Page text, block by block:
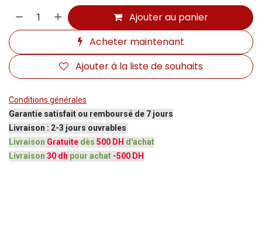
Ajouter au panier
Acheter maintenant
Ajouter à la liste de souhaits
Conditions générales
Garantie satisfait ou remboursé de 7 jours
Livraison : 2-3 jours ouvrables
Livraison Gratuite dès 500 DH d'achat
Livraison 30 dh pour achat -500 DH